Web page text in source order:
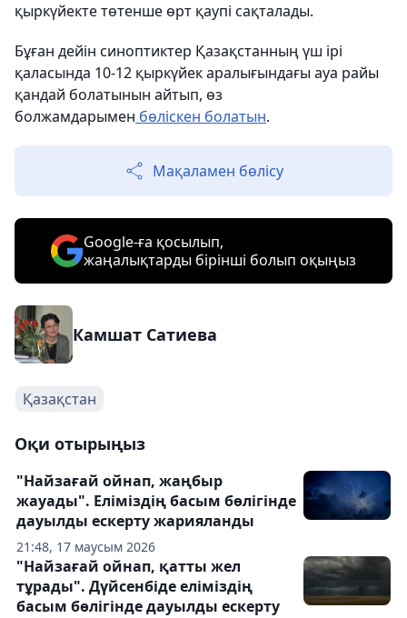
қыркүйекте төтенше өрт қаупі сақталады.
Бұған дейін синоптиктер Қазақстанның үш ірі
қаласында 10-12 қыркүйек аралығындағы ауа райы
қандай болатынын айтып, өз
болжамдарымен бөліскен болатын.
Мақаламен бөлісу
Google-ға қосылып,
жаңалықтарды бірінші болып оқыңыз
Камшат Сатиева
Қазақстан
Оқи отырыңыз
21:48, 17 маусым 2026
"Найзағай ойнап, жаңбыр
жауады". Еліміздің басым бөлігінде
дауылды ескерту жарияланды
"Найзағай ойнап, қатты жел
тұрады". Дүйсенбіде еліміздің
басым бөлігінде дауылды ескерту